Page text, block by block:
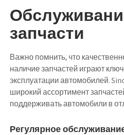
запчасти
Важно помнить, что
наличие запчастей играют
эксплуатации автомобилей.
широкий ассортимент
поддерживать автомобили в
Регулярное